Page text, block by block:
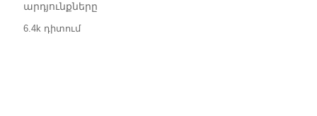
արդյունքները
6.4k դիտում